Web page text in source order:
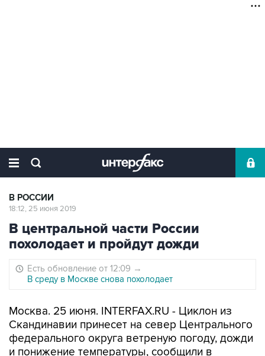
В РОССИИ
18:12, 25 июня 2019
В центральной части России
похолодает и пройдут дожди
Есть обновление от 12:09 →
В среду в Москве снова похолодает
Москва. 25 июня. INTERFAX.RU - Циклон из
Скандинавии принесет на север Центрального
федерального округа ветреную погоду, дожди
и понижение температуры, сообщили в